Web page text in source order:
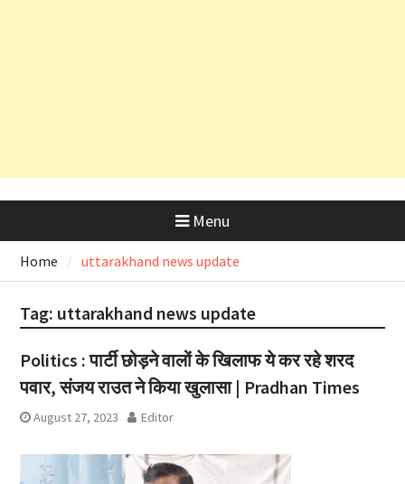
Menu
Home uttarakhand news update
Tag: uttarakhand news update
Politics : पार्टी छोड़ने वालों के खिलाफ ये कर रहे शरद
पवार, संजय राउत ने किया खुलासा | Pradhan Times
August 27, 2023 Editor